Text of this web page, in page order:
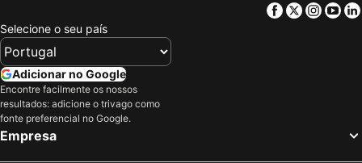
Facebook
Twitter
Selecione o seu país
Adicionar no Google
Encontre facilmente os nossos
resultados: adicione o trivago como
fonte preferencial no Google.
Empresa